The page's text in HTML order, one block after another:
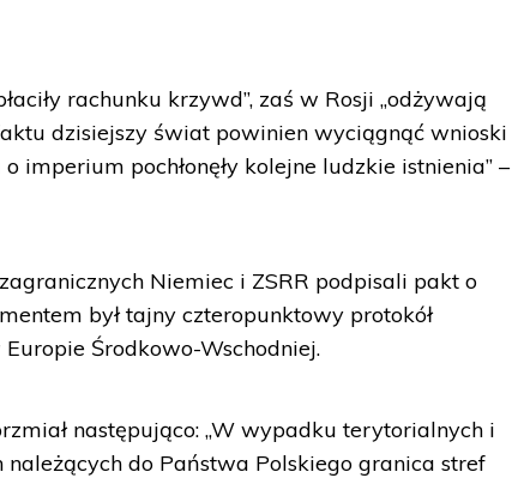
rachunku krzywd”, zaś w Rosji „odżywają
dzisiejszy świat powinien wyciągnąć wnioski
imperium pochłonęły kolejne ludzkie istnienia” –
Niemiec i ZSRR podpisali pakt o
był tajny czteropunktowy protokół
Środkowo-Wschodniej.
następująco: „W wypadku terytorialnych i
należących do Państwa Polskiego granica stref